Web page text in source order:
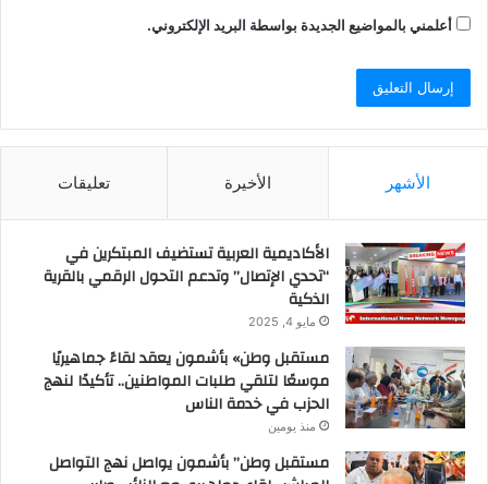
أعلمني بالمواضيع الجديدة بواسطة البريد الإلكتروني.
الأشهر الأخيرة تعليقات
الأكاديمية العربية تستضيف المبتكرين في
“تحدي الإتصال” وتدعم التحول الرقمي بالقرية
الذكية
مايو 4, 2025
مستقبل وطن» بأشمون يعقد لقاءً جماهيريًا
موسعًا لتلقي طلبات المواطنين.. تأكيدًا لنهج
الحزب في خدمة الناس
منذ يومين
مستقبل وطن” بأشمون يواصل نهج التواصل